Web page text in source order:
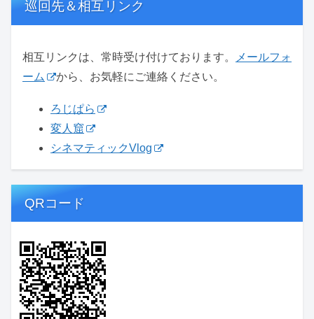
巡回先＆相互リンク
相互リンクは、常時受け付けております。
メールフォ
ーム
から、お気軽にご連絡ください。
ろじぱら
変人窟
シネマティックVlog
QRコード